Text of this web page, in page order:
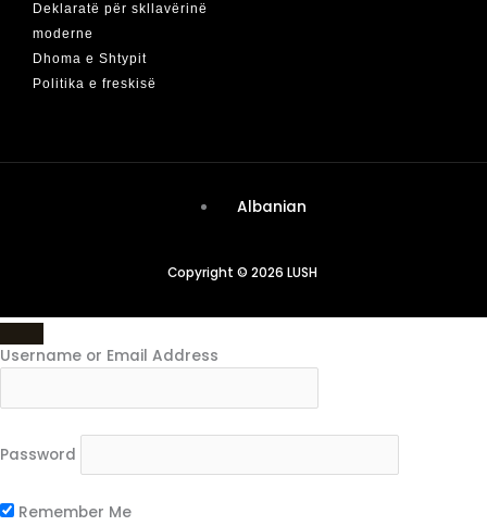
Deklaratë për skllavërinë
moderne
Dhoma e Shtypit
Politika e freskisë
Albanian
Copyright © 2026 LUSH
Username or Email Address
Password
Remember Me